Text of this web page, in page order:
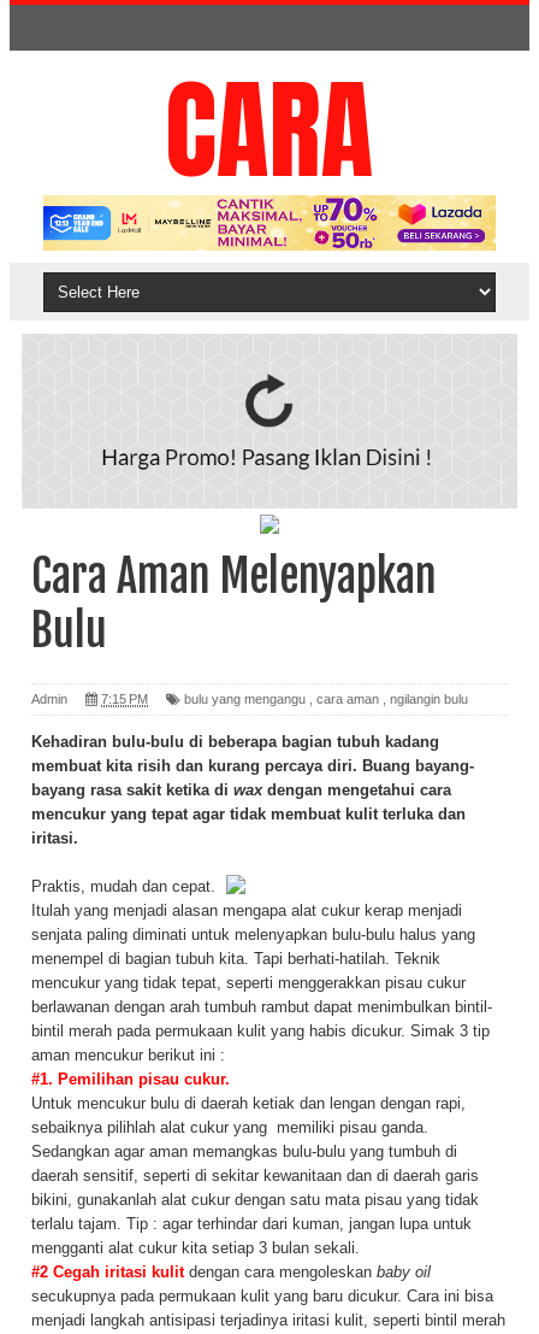
Cara Aman Melenyapkan
Bulu
Admin 7:15 PM bulu yang mengangu cara aman ngilangin bulu
Kehadiran bulu-bulu di beberapa bagian tubuh kadang
membuat kita risih dan kurang percaya diri. Buang bayang-
bayang rasa sakit ketika di waxdengan mengetahui cara
mencukur yang tepat agar tidak membuat kulit terluka dan
iritasi.
Praktis, mudah dan cepat.
Itulah yang menjadi alasan mengapa alat cukur kerap menjadi
senjata paling diminati untuk melenyapkan bulu-bulu halus yang
menempel di bagian tubuh kita. Tapi berhati-hatilah. Teknik
mencukur yang tidak tepat, seperti menggerakkan pisau cukur
berlawanan dengan arah tumbuh rambut dapat menimbulkan bintil-
bintil merah pada permukaan kulit yang habis dicukur. Simak 3 tip
aman mencukur berikut ini :
#1. Pemilihan pisau cukur.
Untuk mencukur bulu di daerah ketiak dan lengan dengan rapi,
sebaiknya pilihlah alat cukur yang memiliki pisau ganda.
Sedangkan agar aman memangkas bulu-bulu yang tumbuh di
daerah sensitif, seperti di sekitar kewanitaan dan di daerah garis
bikini, gunakanlah alat cukur dengan satu mata pisau yang tidak
terlalu tajam. Tip : agar terhindar dari kuman, jangan lupa untuk
mengganti alat cukur kita setiap 3 bulan sekali.
#2 Cegah iritasi kulit dengan cara mengoleskan baby oil
secukupnya pada permukaan kulit yang baru dicukur. Cara ini bisa
menjadi langkah antisipasi terjadinya iritasi kulit, seperti bintil merah